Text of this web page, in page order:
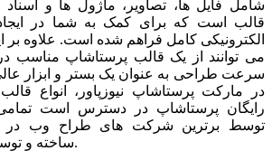
شامل فایل ها، تصاویر، ماژول ها و
قالب است که برای کمک به شما در
الکترونیکی کامل فراهم شده است. علاوه
می توانند از یک قالب پرستاشاپ مناسب
سرعت طراحی به عنوان یک بستر و ابزار
در مارکت پرستاشاپ نیوزپاور، انواع
رایگان پرستاشاپ در دسترس است
توسط برترین شرکت های طراح وب در
ساخته و توسعه پیدا کرده اند.